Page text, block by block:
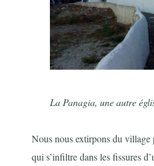
La Panagia, une autre
Nous nous extirpons du
qui s’infiltre dans les fissures